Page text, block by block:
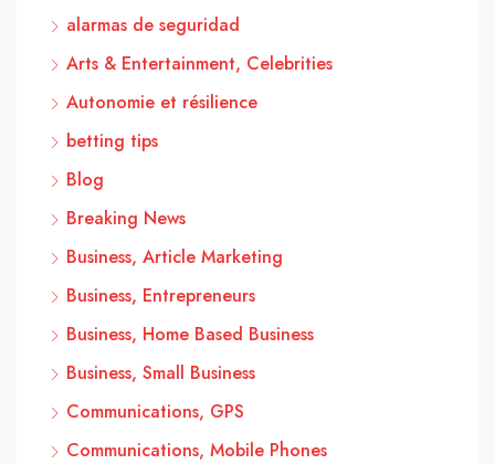
alarmas de seguridad
Arts & Entertainment, Celebrities
Autonomie et résilience
betting tips
Blog
Breaking News
Business, Article Marketing
Business, Entrepreneurs
Business, Home Based Business
Business, Small Business
Communications, GPS
Communications, Mobile Phones